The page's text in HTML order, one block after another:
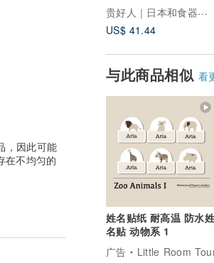
贵好人｜日本和食器选物店
US$ 41.44
与此商品相似 看
姓名贴纸 耐高温 防水姓
名贴 动物系 1
广告
Little Room
因此可能
在不均匀的